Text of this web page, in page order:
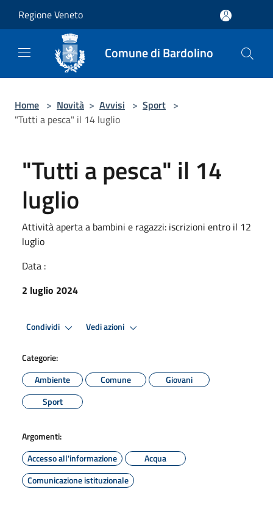
Regione Veneto
Comune di Bardolino
Home > Novità > Avvisi > Sport >
"Tutti a pesca" il 14 luglio
"Tutti a pesca" il 14
luglio
Attività aperta a bambini e ragazzi: iscrizioni entro il 12
luglio
Data :
2 luglio 2024
Condividi Vedi azioni
Categorie:
Ambiente
Comune
Giovani
Sport
Argomenti:
Accesso all'informazione
Acqua
Comunicazione istituzionale